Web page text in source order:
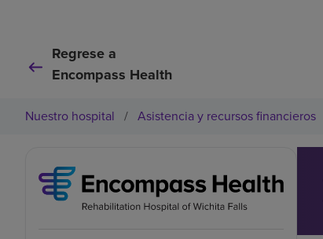
Regrese a
Encompass Health
Nuestro hospital / Asistencia y recursos financieros